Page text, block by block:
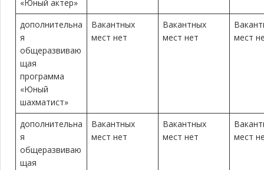
«Юный актер»
дополнительна
я
общеразвиваю
щая
программа
«Юный
шахматист»
Вакантных
мест нет
Вакантных
мест нет
мест
дополнительна
я
общеразвиваю
щая
Вакантных
мест нет
Вакантных
мест нет
мест